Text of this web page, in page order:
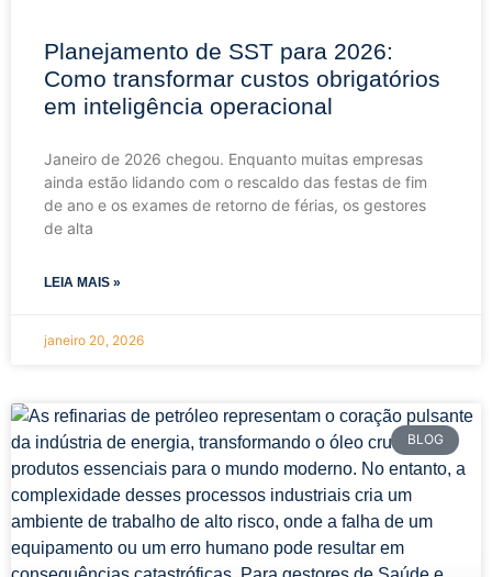
Planejamento de SST para 2026:
Como transformar custos obrigatórios
em inteligência operacional
Janeiro de 2026 chegou. Enquanto muitas empresas
ainda estão lidando com o rescaldo das festas de fim
de ano e os exames de retorno de férias, os gestores
de alta
LEIA MAIS »
janeiro 20, 2026
BLOG